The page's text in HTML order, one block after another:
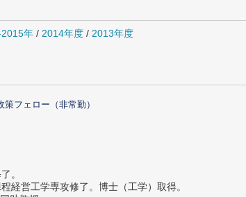
年 / 2014年度 / 2013年度
フェロー（非常勤）
。
経営工学専攻修了。博士（工学）取得。